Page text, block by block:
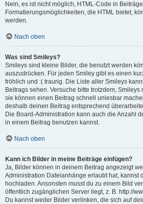
Nein, es ist nicht möglich, HTML-Code in
Formatierungsmöglichkeiten, die HTML bietet,
werden.
Nach oben
Was sind Smileys?
Smileys sind kleine Bilder, die benutzt werden
auszudrücken. Für jeden Smiley gibt es einen
fröhlich und :( traurig. Die Liste aller Smileys
Beitrags sehen. Versuche bitte trotzdem,
sie können einen Beitrag schnell unlesbar
deshalb deinen Beitrag entsprechend
Die Board-Administration kann auch die Anzahl
in einem Beitrag benutzen kannst.
Nach oben
Kann ich Bilder in meine Beiträge einfügen?
Ja, Bilder können in deinem Beitrag angezeigt
Administration Dateianhänge erlaubt hat, kannst
hochladen. Ansonsten musst du zu einem Bild
öffentlich zugänglichen Server liegt, z. B. http://
Du kannst weder Bilder verlinken, die sich auf